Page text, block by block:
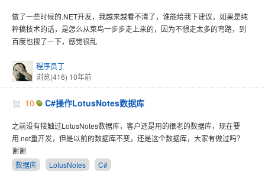
做了一些时候的.NET开发，我越来越看不清了，谁能给我下建议，如果是纯
粹搞技术的话，是怎么从菜鸟一步步走上来的，因为不想走太多的弯路，到
百度也搜了一下，感觉很乱
程序员丁
浏览(416) 10年前
10 C#操作LotusNotes数据库
之前没有接触过LotusNotes数据库，客户还是用的很老的数据库，现在要
用.net重开发，但是以前的数据库不变，还是这个数据库，大家有做过吗？
谢谢
数据库
LotusNotes
C#